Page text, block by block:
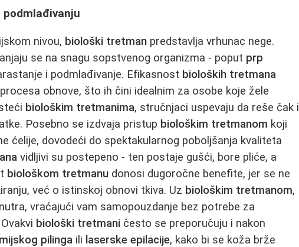
nivou, biološki tretman predstavlja vrhunac nege.
se na snagu sopstvenog organizma - poput prp
i podmlađivanje. Efikasnost bioloških tretmana
obnove, što ih čini idealnim za osobe koje žele
biološkim tretmanima, stručnjaci uspevaju da reše čak i
Posebno se izdvaja pristup biološkim tretmanom koji
ćelije, dovodeći do spektakularnog poboljšanja kvaliteta
vidljivi su postepeno - ten postaje gušći, bore pliće, a
biološkom tretmanu donosi dugoročne benefite, jer se ne
već o istinskoj obnovi tkiva. Uz biološkim tretmanom,
vraćajući vam samopouzdanje bez potrebe za
biološki tretmani često se preporučuju i nakon
pilinga ili laserske epilacije, kako bi se koža brže